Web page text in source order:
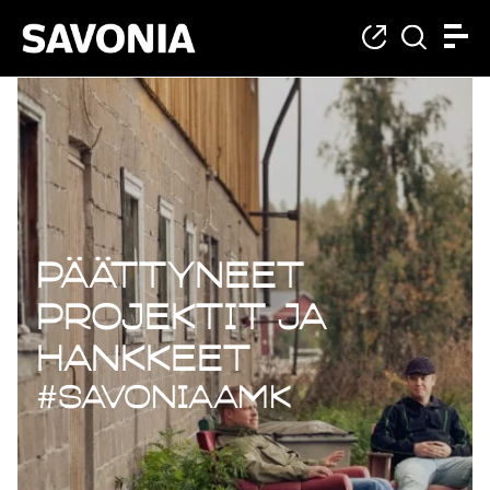
Päättyneet
Päättyneet
projektit ja
hankkeet
#savoniaAMK